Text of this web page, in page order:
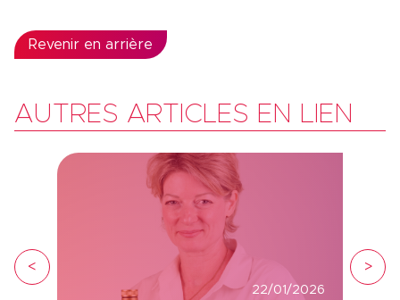
Revenir en arrière
AUTRES ARTICLES EN LIEN
22/01/2026
< >